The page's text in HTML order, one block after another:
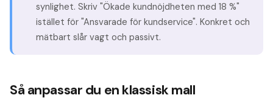
synlighet. Skriv "Ökade kundnöjdheten med 18 %"
istället för "Ansvarade för kundservice". Konkret och
mätbart slår vagt och passivt.
Så anpassar du en klassisk mall